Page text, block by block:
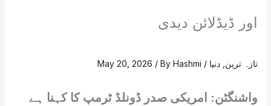
اور ڈیڈلائن دیدی
تازہ ترین دنیا /
May 20, 2026 / ByHashmi
واشنگٹن: امریکی صدر ڈونلڈ ٹرمپ کا کہنا ہے